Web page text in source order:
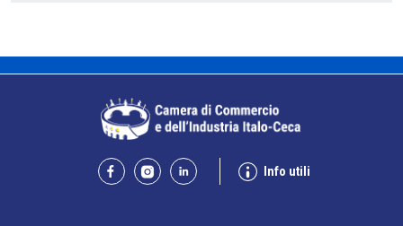
Info utili